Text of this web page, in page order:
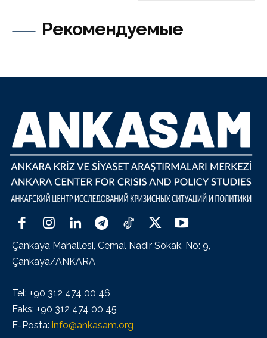
Рекомендуемые
Çankaya Mahallesi, Cemal Nadir Sokak, No: 9,
Çankaya/ANKARA
Tel: +90 312 474 00 46
Faks: +90 312 474 00 45
E-Posta: info@ankasam.org